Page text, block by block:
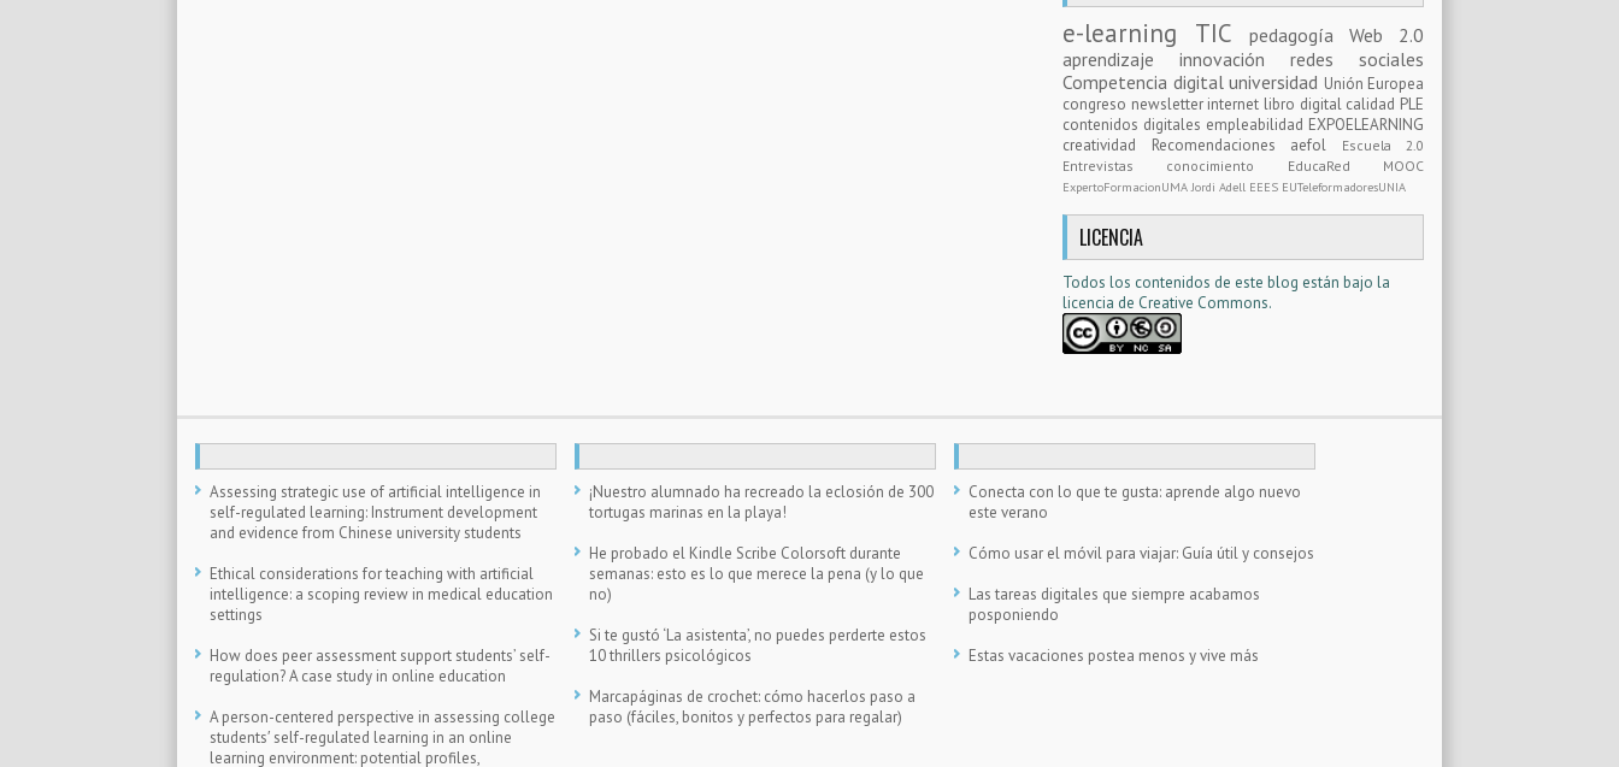
e-learning TIC pedagogía Web 2.0
aprendizaje innovación redes sociales
Competencia digital universidad Unión Europea
congreso newsletter internet libro digital calidad PLE
contenidos digitales empleabilidad EXPOELEARNING
creatividad Recomendaciones aefol
Escuela 2.0
Entrevistas conocimiento EducaRed MOOC
ExpertoFormacionUMA Jordi Adell EEES EUTeleformadoresUNIA
LICENCIA
Todos los contenidos de este blog están bajo la
licencia de Creative Commons.
Assessing strategic use of artificial intelligence in
self-regulated learning: Instrument development
and evidence from Chinese university students
Ethical considerations for teaching with artificial
intelligence: a scoping review in medical education
settings
How does peer assessment support students’ self-
regulation? A case study in online education
A person-centered perspective in assessing college
students′ self-regulated learning in an online
learning environment: potential profiles,
¡Nuestro alumnado ha recreado la eclosión de 300
tortugas marinas en la playa!
He probado el Kindle Scribe Colorsoft durante
semanas: esto es lo que merece la pena (y lo que
no)
Si te gustó ‘La asistenta’, no puedes perderte estos
10 thrillers psicológicos
Marcapáginas de crochet: cómo hacerlos paso a
paso (fáciles, bonitos y perfectos para regalar)
Conecta con lo que te gusta: aprende algo nuevo
este verano
Cómo usar el móvil para viajar: Guía útil y consejos
Las tareas digitales que siempre acabamos
posponiendo
Estas vacaciones postea menos y vive más